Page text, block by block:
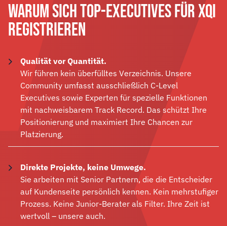
WARUM SICH TOP-EXECUTIVES FÜR XQI
REGISTRIEREN
Qualität vor Quantität.
Wir führen kein überfülltes Verzeichnis. Unsere
Community umfasst ausschließlich C-Level
Executives sowie Experten für spezielle Funktionen
mit nachweisbarem Track Record. Das schützt Ihre
Positionierung und maximiert Ihre Chancen zur
Platzierung.
Direkte Projekte, keine Umwege.
Sie arbeiten mit Senior Partnern, die die Entscheider
auf Kundenseite persönlich kennen. Kein mehrstufiger
Prozess. Keine Junior-Berater als Filter. Ihre Zeit ist
wertvoll – unsere auch.